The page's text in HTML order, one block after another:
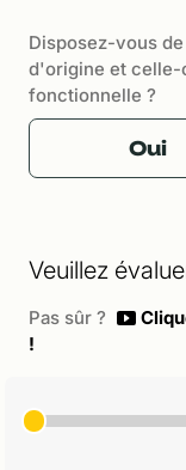
Disposez-vous
d'origine et celle-
fonctionnelle ?
Oui
Veuillez
Pas sûr ?
!